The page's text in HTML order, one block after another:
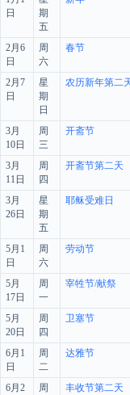
日
期
五
2月6
日
周
六
春节
2月7
日
星
期
日
农历新年第二
3月
10日
周
三
开斋节
3月
11日
周
四
开斋节第二天
3月
26日
星
期
五
耶稣受难日
5月1
日
周
六
劳动节
5月
17日
周
一
宰牲节/献祭
5月
20日
周
四
卫塞节
6月1
日
周
二
达雅节
6月2
周
丰收节第二天